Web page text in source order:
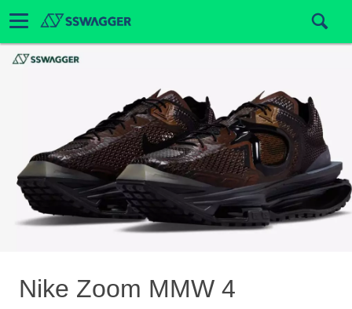
Nike Zoom MMW 4